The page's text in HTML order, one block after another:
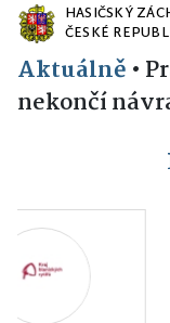
HASIČSKÝ
ČESKÉ
Aktuálně •
nekončí